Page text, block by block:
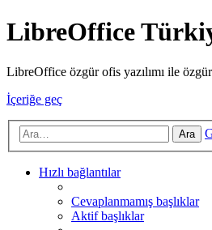
LibreOffice
LibreOffice özgür ofis yazılımı ile
İçeriğe geç
Ara
Hızlı bağlantılar
Cevaplanmamış başlıklar
Aktif başlıklar